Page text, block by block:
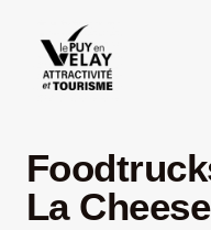
contenu
DÉCOUVRIR LE
La